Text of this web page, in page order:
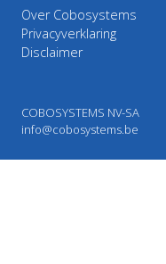
Over Cobosystems
Privacyverklaring
Disclaimer
COBOSYSTEMS NV-SA
info@cobosystems.be